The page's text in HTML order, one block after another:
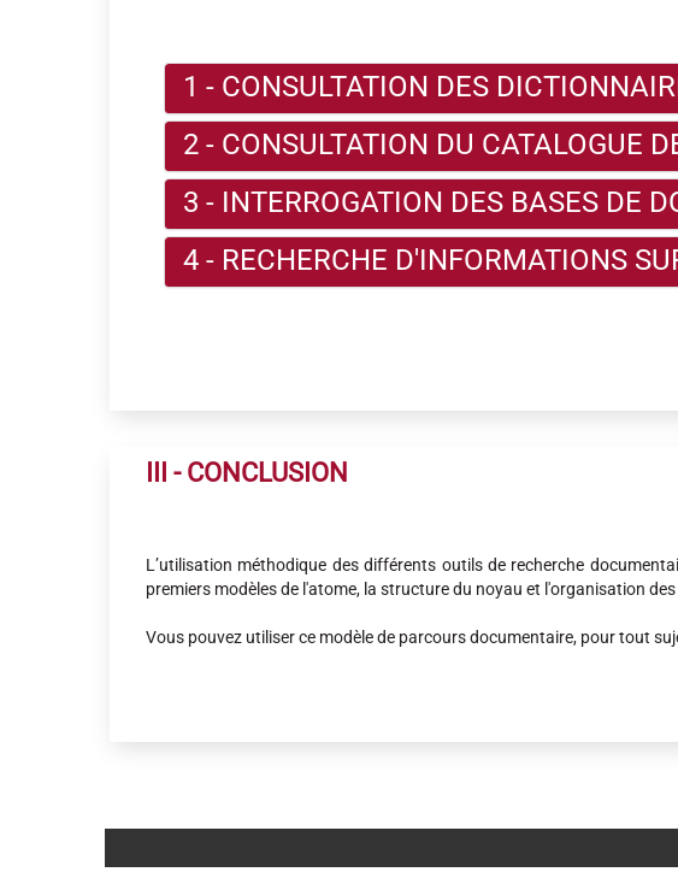
1 - CONSULTATION DES
2 - CONSULTATION DU CATALOGUE
3 - INTERROGATION DES BASES DE
4 - RECHERCHE D'INFORMATIONS
III - CONCLUSION
L’utilisation méthodique des différents outils de recherche
premiers modèles de l'atome, la structure du noyau et l'organisation
Vous pouvez utiliser ce modèle de parcours documentaire, pour tout